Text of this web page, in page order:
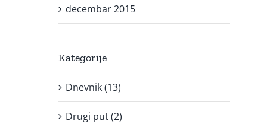
decembar 2015
Kategorije
Dnevnik (13)
Drugi put (2)